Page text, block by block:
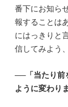
番下にお知ら
報することは
にはっきりと
信してみよう
──「当たり前
ように変わり